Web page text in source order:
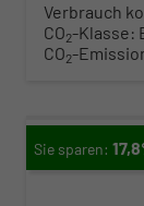
Verbrauch
CO2-Klasse:
CO2-